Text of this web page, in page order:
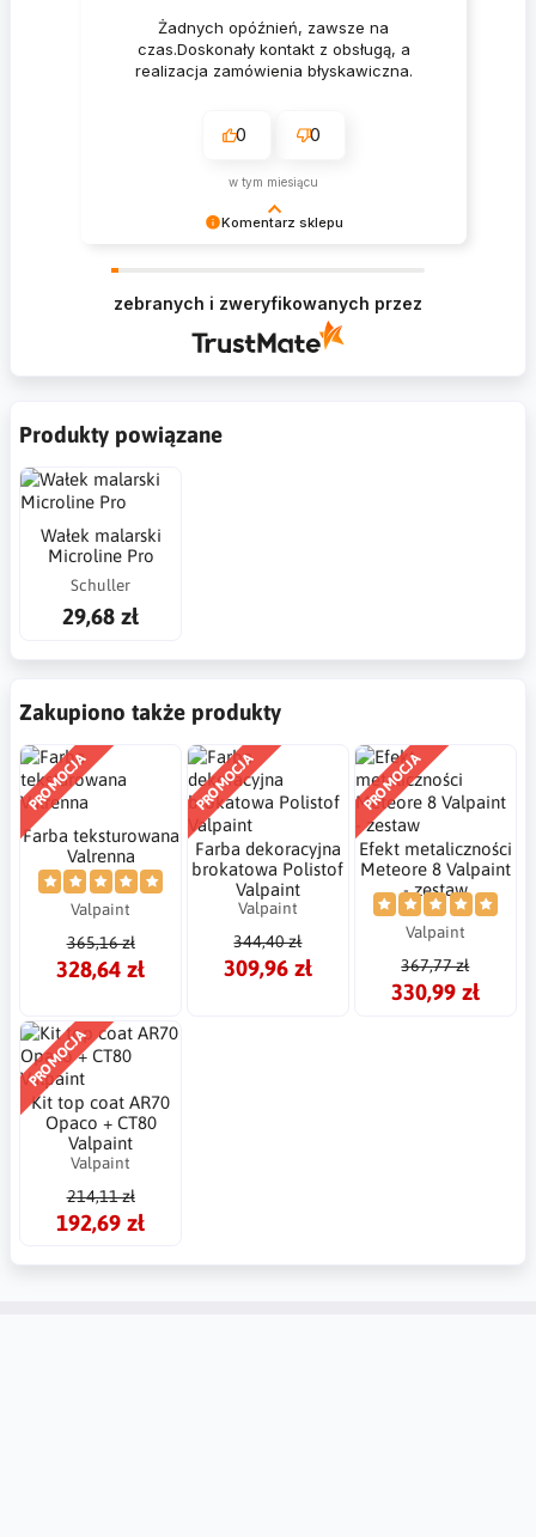
Komentarz sklepu
Żadnych opóźnień, zawsze na
czas.Doskonały kontakt z obsługą, a
realizacja zamówienia błyskawiczna.
0 0
w tym miesiącu
zebranych i zweryfikowanych przez
Produkty powiązane
Wałek malarski
Microline Pro
Schuller
29,68 zł
Zakupiono także produkty
PROMOCJA
Farba teksturowana
Valrenna
Valpaint
365,16 zł
328,64 zł
PROMOCJA
Farba dekoracyjna
brokatowa Polistof
Valpaint
Valpaint
344,40 zł
309,96 zł
PROMOCJA
Efekt metaliczności
Meteore 8 Valpaint
- zestaw
Valpaint
367,77 zł
330,99 zł
PROMOCJA
Kit top coat AR70
Opaco + CT80
Valpaint
Valpaint
214,11 zł
192,69 zł